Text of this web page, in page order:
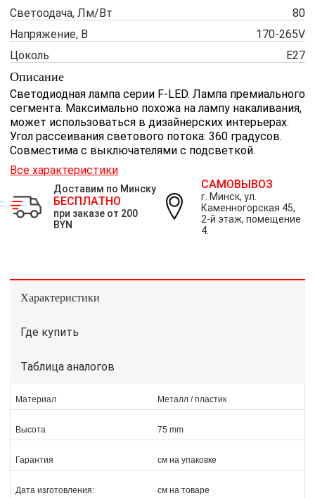
Светоодача, Лм/Вт
80
Напряжение, В
170-265V
Цоколь
Е27
Описание
Светодиодная лампа серии F-LED. Лампа премиального
сегмента. Максимально похожа на лампу накаливания,
может использоваться в дизайнерских интерьерах.
Угол рассеивания светового потока: 360 градусов.
Совместима с выключателями с подсветкой.
Все характеристики
Доставим по Минску
БЕСПЛАТНО
при заказе от 200
BYN
САМОВЫВОЗ
г. Минск, ул.
Каменногорская 45,
2-й этаж, помещение
4.
Характеристики
Где купить
Таблица аналогов
Материал Металл / пластик
Высота 75 mm
Гарантия см на упаковке
Дата изготовления: см на товаре